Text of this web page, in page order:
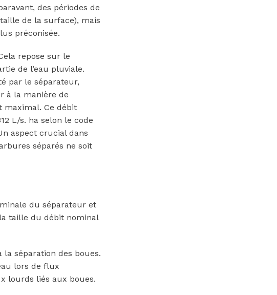
des périodes de
de la surface), mais
préconisée.
repose sur le
de l’eau pluviale.
par le séparateur,
à la manière de
maximal. Ce débit
L/s. ha selon le code
aspect crucial dans
séparés ne soit
du séparateur et
taille du débit nominal
séparation des boues.
lors de flux
lourds liés aux boues.